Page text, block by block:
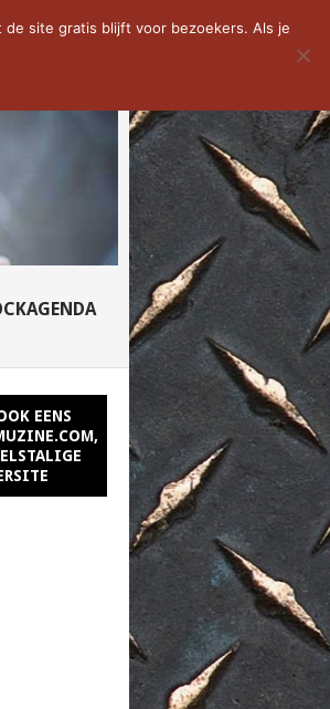
EENS
site gratis blijft voor bezoekers. Als je